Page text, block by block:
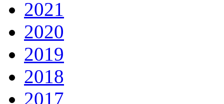
2021
2020
2019
2018
2017